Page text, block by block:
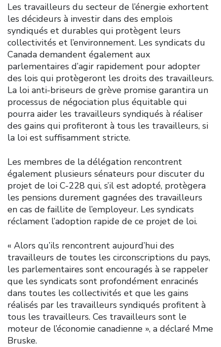
Les travailleurs du secteur de l’énergie exhortent
les décideurs à investir dans des emplois
syndiqués et durables qui protègent leurs
collectivités et l’environnement. Les syndicats du
Canada demandent également aux
parlementaires d’agir rapidement pour adopter
des lois qui protègeront les droits des travailleurs.
La loi anti-briseurs de grève promise garantira un
processus de négociation plus équitable qui
pourra aider les travailleurs syndiqués à réaliser
des gains qui profiteront à tous les travailleurs, si
la loi est suffisamment stricte.
Les membres de la délégation rencontrent
également plusieurs sénateurs pour discuter du
projet de loi C-228 qui, s’il est adopté, protègera
les pensions durement gagnées des travailleurs
en cas de faillite de l’employeur. Les syndicats
réclament l’adoption rapide de ce projet de loi.
« Alors qu’ils rencontrent aujourd’hui des
travailleurs de toutes les circonscriptions du pays,
les parlementaires sont encouragés à se rappeler
que les syndicats sont profondément enracinés
dans toutes les collectivités et que les gains
réalisés par les travailleurs syndiqués profitent à
tous les travailleurs. Ces travailleurs sont le
moteur de l’économie canadienne », a déclaré Mme
Bruske.